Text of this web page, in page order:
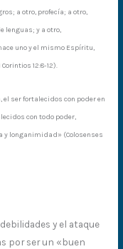
a otro, profecía; a otro,
lenguas; y a otro,
uno y el mismo Espíritu,
12:8-12).
ser fortalecidos con poder en
con todo poder,
y longanimidad» (Colosenses
y el ataque
por ser un «buen